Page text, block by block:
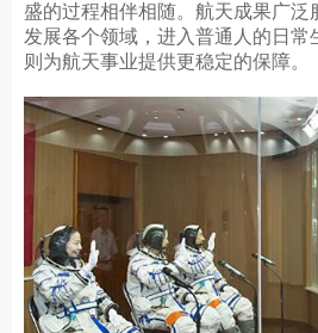
盛的过程相伴相随。航天成果广泛
发展各个领域，进入普通人的日常
则为航天事业提供更稳定的保障。